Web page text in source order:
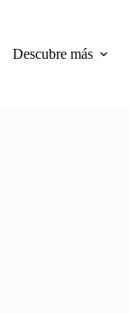
Descubre más